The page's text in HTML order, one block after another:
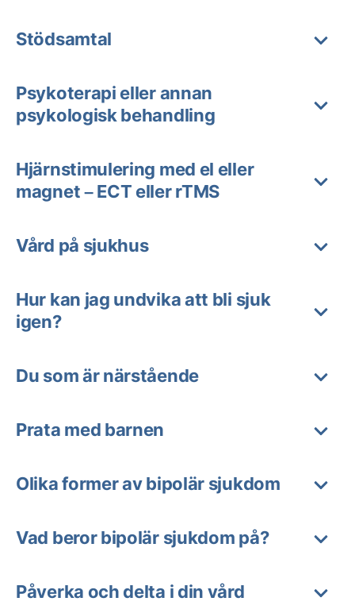
Stödsamtal
Psykoterapi eller annan
psykologisk behandling
Hjärnstimulering med el eller
magnet – ECT eller rTMS
Vård på sjukhus
Hur kan jag undvika att bli sjuk
igen?
Du som är närstående
Prata med barnen
Olika former av bipolär sjukdom
Vad beror bipolär sjukdom på?
Påverka och delta i din vård